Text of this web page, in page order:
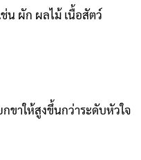
น ผัก ผลไม้ เนื้อสัตว์
าให้สูงขึ้นกว่าระดับหัวใจ